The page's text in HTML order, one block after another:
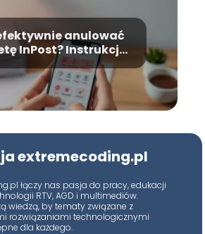
anulować
InPost? Instrukcja
krok po kroku
extremecoding.pl
łączy nas pasja do pracy, edukacji
RTV, AGD i multimediów.
wiedzą, by tematy związane z
rozwiązaniami technologicznymi
dla każdego.